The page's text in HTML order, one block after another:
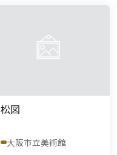
松図
大阪市立美術館